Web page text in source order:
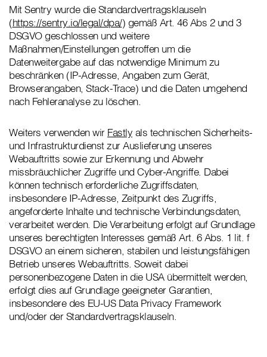
Mit Sentry wurde die Standardvertragsklauseln
(https://sentry.io/legal/dpa/) gemäß Art. 46 Abs 2 und 3
DSGVO geschlossen und weitere
Maßnahmen/Einstellungen getroffen um die
Datenweitergabe auf das notwendige Minimum zu
beschränken (IP-Adresse, Angaben zum Gerät,
Browserangaben, Stack-Trace) und die Daten umgehend
nach Fehleranalyse zu löschen.
Weiters verwenden wir Fastly als technischen Sicherheits-
und Infrastrukturdienst zur Auslieferung unseres
Webauftritts sowie zur Erkennung und Abwehr
missbräuchlicher Zugriffe und Cyber-Angriffe. Dabei
können technisch erforderliche Zugriffsdaten,
insbesondere IP-Adresse, Zeitpunkt des Zugriffs,
angeforderte Inhalte und technische Verbindungsdaten,
verarbeitet werden. Die Verarbeitung erfolgt auf Grundlage
unseres berechtigten Interesses gemäß Art. 6 Abs. 1 lit. f
DSGVO an einem sicheren, stabilen und leistungsfähigen
Betrieb unseres Webauftritts. Soweit dabei
personenbezogene Daten in die USA übermittelt werden,
erfolgt dies auf Grundlage geeigneter Garantien,
insbesondere des EU-US Data Privacy Framework
und/oder der Standardvertragsklauseln.